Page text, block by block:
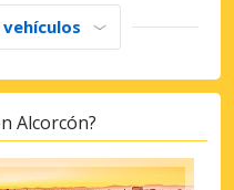
Alcorcón?